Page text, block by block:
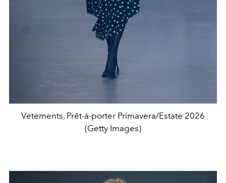
Vetements, Prêt-à-porter Primavera/Estate 2026
(Getty Images)